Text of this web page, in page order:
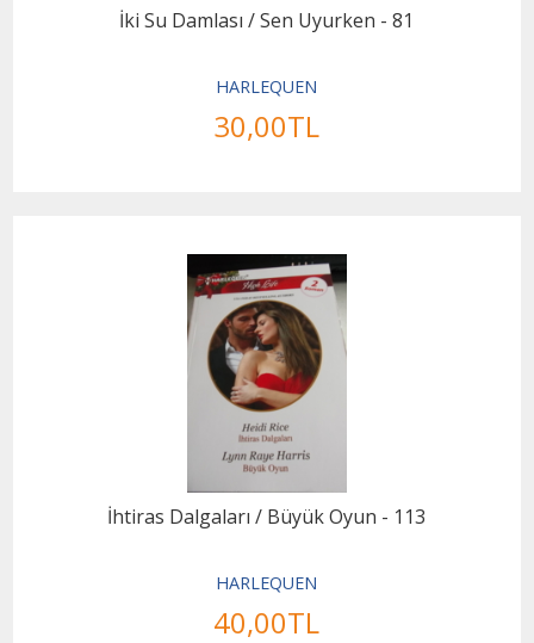
İki Su Damlası / Sen Uyurken - 81
HARLEQUEN
30,00TL
İhtiras Dalgaları / Büyük Oyun - 113
HARLEQUEN
40,00TL